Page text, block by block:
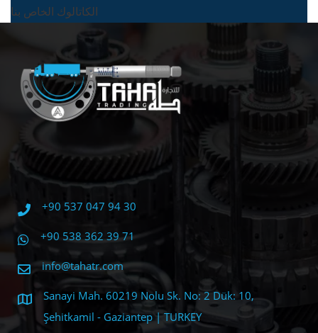
الكاتالوك الخاص بنا
+90 537 047 94 30
+90 538 362 39 71
info@tahatr.com
Sanayi Mah. 60219 Nolu Sk. No: 2 Dük: 10,
Şehitkamil - Gaziantep | TURKEY